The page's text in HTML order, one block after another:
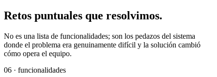
Retos puntuales que resolvimos.
No es una lista de funcionalidades; son los pedazos del sistema
donde el problema era genuinamente difícil y la solución cambió
cómo opera el equipo.
06 · funcionalidades